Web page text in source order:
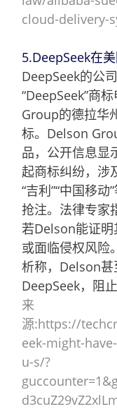
cloud-delivery-
5.DeepSeek在
DeepSeek的公
“DeepSeek”商
Group的德拉华
标。Delson
品，公开信息显
起商标纠纷，涉
“吉利”“中国移
抢注。法律专家
若Delson能证明
或面临侵权风险
析称，Delson甚
DeepSeek，阻
来
源:https://
eek-might-
u-s/?